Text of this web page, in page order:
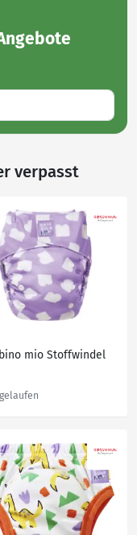
verpasst
mio Stoffwindel